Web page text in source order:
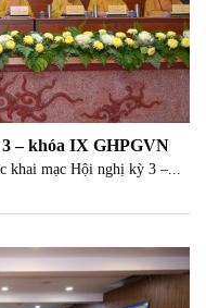
– khóa IX GHPGVN
khai mạc Hội nghị kỳ 3 –...